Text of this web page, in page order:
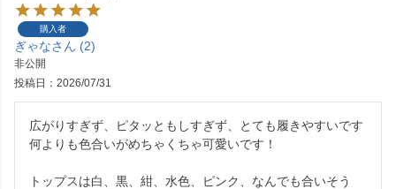
購入者
ぎゃな 2
非公開
投稿日
2026/07/31
広がりすぎず、ピタッともしすぎず、とても履きやすいです
何よりも色合いがめちゃくちゃ可愛いです！
トップスは白、黒、紺、水色、ピンク、なんでも合いそう